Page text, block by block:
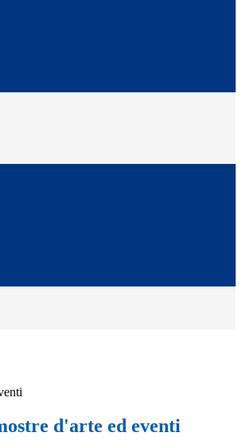
d'arte ed eventi